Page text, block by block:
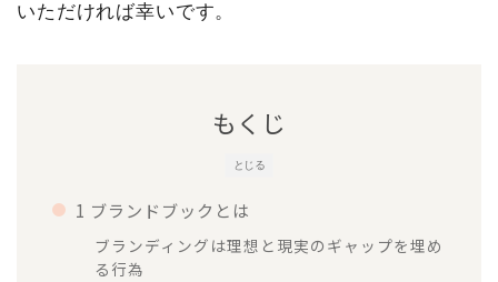
いただければ幸いです。
とじる
もくじ
1 ブランドブックとは
ブランディングは理想と現実のギャップを埋め
る行為